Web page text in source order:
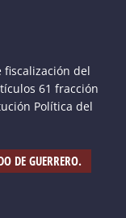
fiscalización del
61 fracción
Política del
DE GUERRERO.